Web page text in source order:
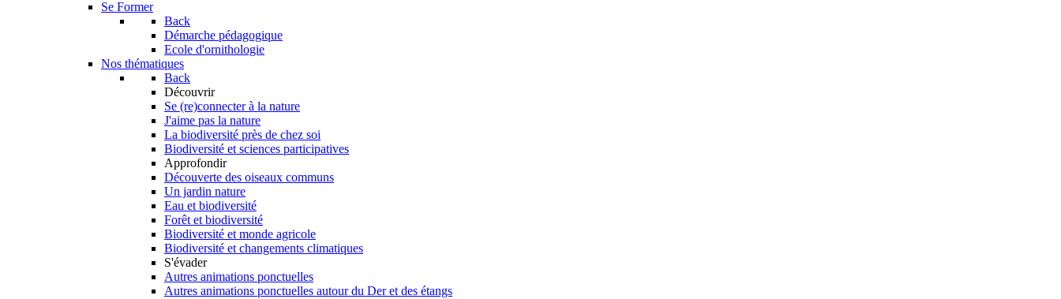
Se Former
Back
Démarche pédagogique
Ecole d'ornithologie
Nos thématiques
Back
Découvrir
Se (re)connecter à la nature
J'aime pas la nature
La biodiversité près de chez soi
Biodiversité et sciences participatives
Approfondir
Découverte des oiseaux communs
Un jardin nature
Eau et biodiversité
Forêt et biodiversité
Biodiversité et monde agricole
Biodiversité et changements climatiques
S'évader
Autres animations ponctuelles
Autres animations ponctuelles autour du Der et des étangs